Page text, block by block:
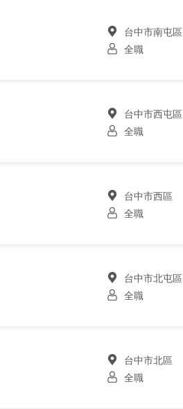
台中市南屯區
全職
台中市西屯區
全職
台中市西區
全職
台中市北屯區
全職
台中市北區
全職